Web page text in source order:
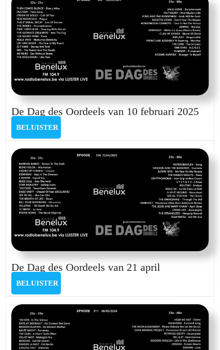
De Dag des Oordeels van 10 februari 2025De
van
10
2025
BELUISTER
De Dag des Oordeels van 21 april
Oordeels
van
21
april
BELUISTER